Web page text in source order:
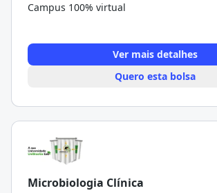
Campus 100% virtual
Ver mais detalhes
Quero esta bolsa
Microbiologia Clínica